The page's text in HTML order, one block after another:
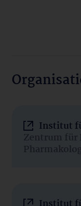
Institut
Zentrum für